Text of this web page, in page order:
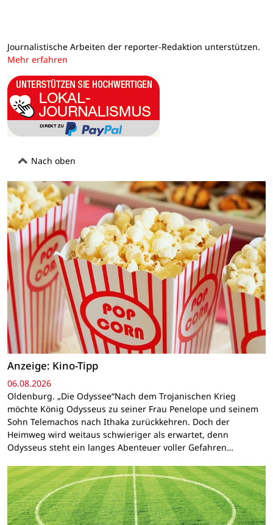
Journalistische Arbeiten der reporter-Redaktion unterstützen.
Mehr erfahren
Nach oben
Anzeige: Kino-Tipp
06.08.2026
Oldenburg. „Die Odyssee“Nach dem Trojanischen Krieg
möchte König Odysseus zu seiner Frau Penelope und seinem
Sohn Telemachos nach Ithaka zurückkehren. Doch der
Heimweg wird weitaus schwieriger als erwartet, denn
Odysseus steht ein langes Abenteuer voller Gefahren…